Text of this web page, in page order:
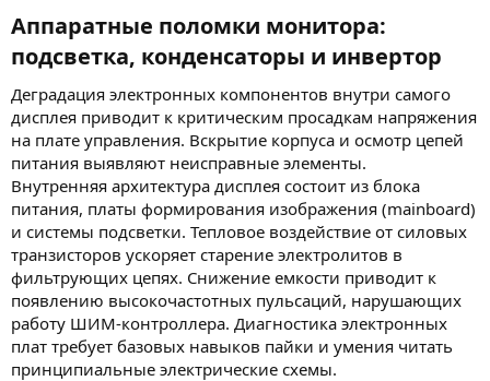
Аппаратные поломки монитора:
подсветка, конденсаторы и инвертор​
Деградация электронных компонентов внутри самого
дисплея приводит к критическим просадкам напряжения
на плате управления. Вскрытие корпуса и осмотр цепей
питания выявляют неисправные элементы.
Внутренняя архитектура дисплея состоит из блока
питания, платы формирования изображения (mainboard)
и системы подсветки. Тепловое воздействие от силовых
транзисторов ускоряет старение электролитов в
фильтрующих цепях. Снижение емкости приводит к
появлению высокочастотных пульсаций, нарушающих
работу ШИМ-контроллера. Диагностика электронных
плат требует базовых навыков пайки и умения читать
принципиальные электрические схемы.